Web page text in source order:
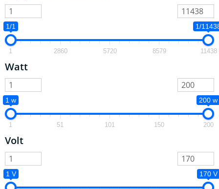
1/1 1/
1 2860 5720 8579 11438
Watt
1 w 200 w
1 51 101 150 200
Volt
1 V 170 V